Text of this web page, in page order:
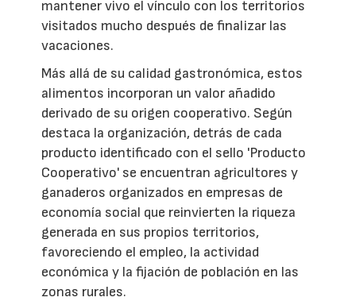
mantener vivo el vínculo con los territorios
visitados mucho después de finalizar las
vacaciones.
Más allá de su calidad gastronómica, estos
alimentos incorporan un valor añadido
derivado de su origen cooperativo. Según
destaca la organización, detrás de cada
producto identificado con el sello 'Producto
Cooperativo' se encuentran agricultores y
ganaderos organizados en empresas de
economía social que reinvierten la riqueza
generada en sus propios territorios,
favoreciendo el empleo, la actividad
económica y la fijación de población en las
zonas rurales.